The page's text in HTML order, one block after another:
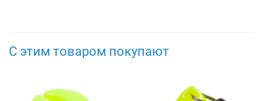
С этим товаром покупают